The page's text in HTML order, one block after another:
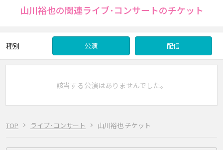
TOP ライブ･コンサート 山川裕也 チケット
山川裕也の関連ライブ･コンサートのチケット
種別 公演 配信
該当する公演はありませんでした。